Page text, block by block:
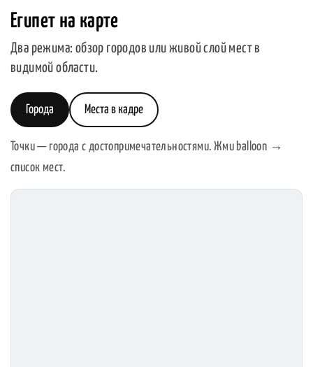
Египет на карте
Два режима: обзор городов или живой слой мест в
видимой области.
Города Места в кадре
Точки — города с достопримечательностями. Жми balloon →
список мест.